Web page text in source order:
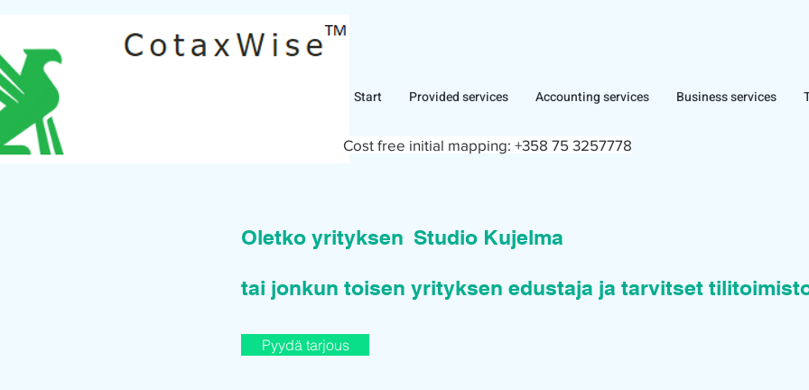
Start Provided services Accounting services Business services
Cost free initial mapping: +358 75 3257778
Oletko yrityksen Studio Kujelma
tai jonkun toisen yrityksen edustaja ja tarvitset
Pyydä tarjous